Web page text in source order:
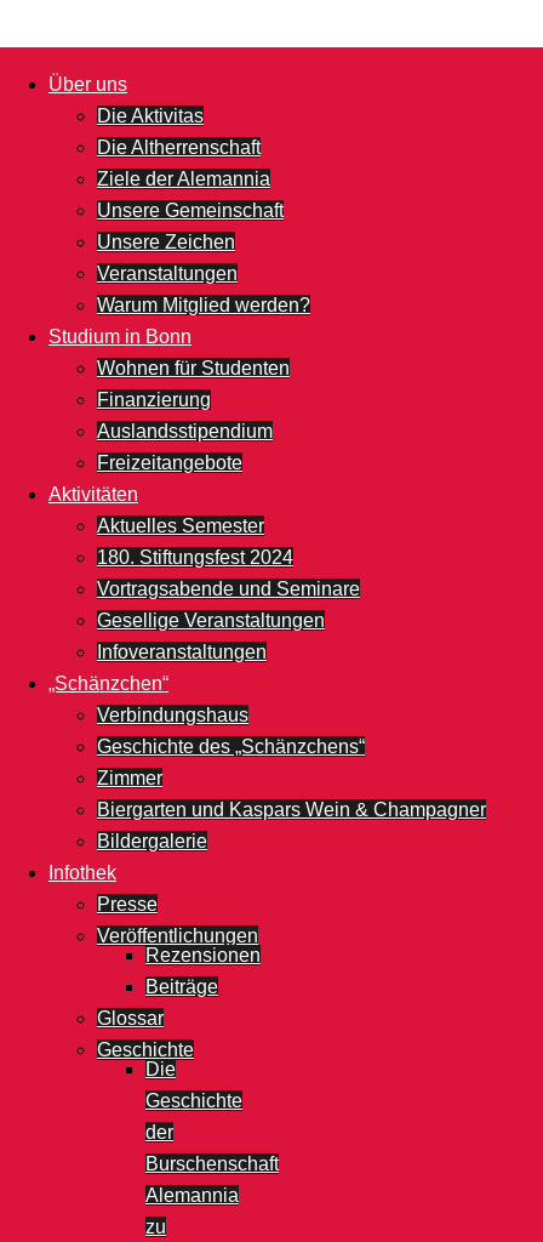
Über uns
Die Aktivitas
Die Altherrenschaft
Ziele der Alemannia
Unsere Gemeinschaft
Unsere Zeichen
Veranstaltungen
Warum Mitglied werden?
Studium in Bonn
Wohnen für Studenten
Finanzierung
Auslandsstipendium
Freizeitangebote
Aktivitäten
Aktuelles Semester
180. Stiftungsfest 2024
Vortragsabende und Seminare
Gesellige Veranstaltungen
Infoveranstaltungen
„Schänzchen“
Verbindungshaus
Geschichte des „Schänzchens“
Zimmer
Biergarten und Kaspars Wein & Champagner
Bildergalerie
Infothek
Presse
Veröffentlichungen
Rezensionen
Beiträge
Glossar
Geschichte
Die
Geschichte
der
Burschenschaft
Alemannia
zu